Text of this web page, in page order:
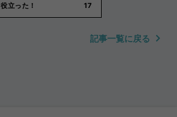
役立った！ 17
記事一覧に戻る